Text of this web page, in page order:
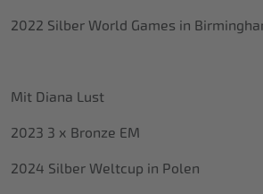
2022 Silber World Games in
Mit Diana Lust
2023 3 x Bronze EM
2024 Silber Weltcup in Polen